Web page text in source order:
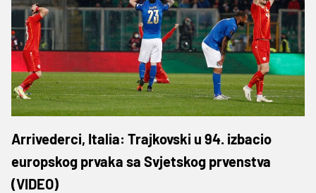
Arrivederci, Italia: Trajkovski u 94. izbacio
europskog prvaka sa Svjetskog prvenstva
(VIDEO)